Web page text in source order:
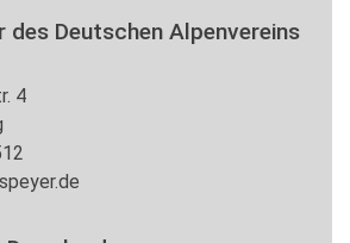
des Deutschen Alpenvereins
4